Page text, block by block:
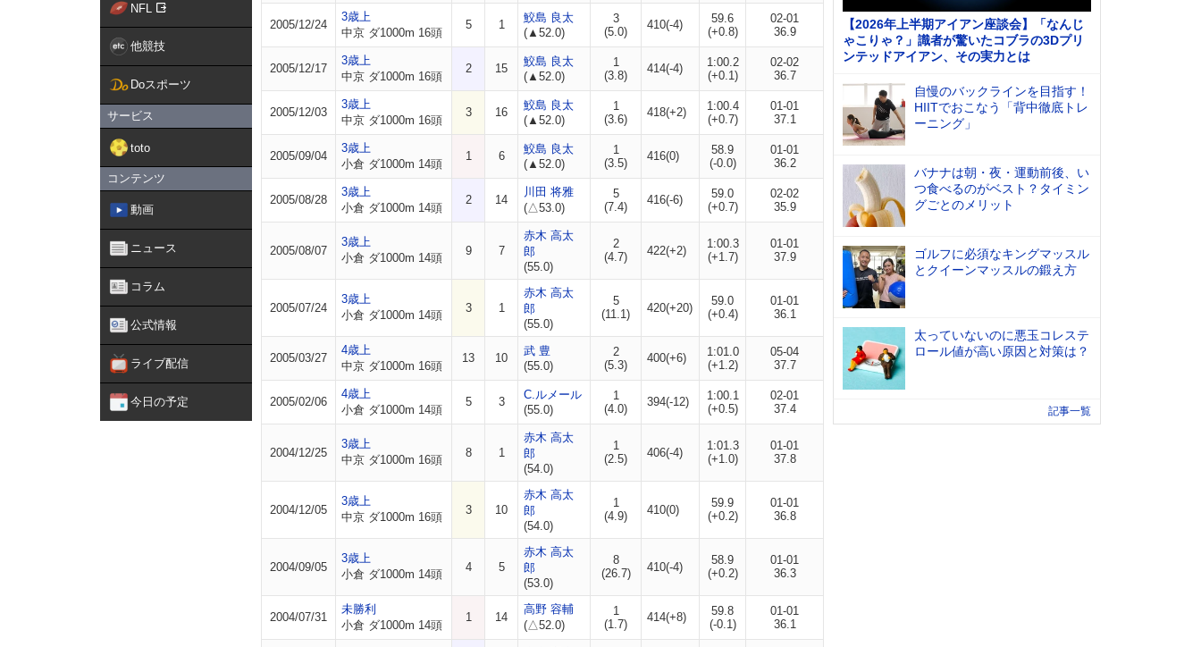
NFL
他競技
Doスポーツ
サービス
toto
コンテンツ
動画
ニュース
コラム
公式情報
ライブ配信
今日の予定
2005/12/24
3歳上
中京 ダ1000m 16頭
5 1
鮫島 良太
(▲52.0)
3
(5.0)
410(-4)
59.6
(+0.8)
02-01
36.9
2005/12/17
3歳上
中京 ダ1000m 16頭
2 15
鮫島 良太
(▲52.0)
1
(3.8)
414(-4)
1:00.2
(+0.1)
02-02
36.7
2005/12/03
3歳上
中京 ダ1000m 16頭
3 16
鮫島 良太
(▲52.0)
1
(3.6)
418(+2)
1:00.4
(+0.7)
01-01
37.1
2005/09/04
3歳上
小倉 ダ1000m 14頭
1 6
鮫島 良太
(▲52.0)
1
(3.5)
416(0)
58.9
(-0.0)
01-01
36.2
2005/08/28
3歳上
小倉 ダ1000m 14頭
2 14
川田 将雅
(△53.0)
5
(7.4)
416(-6)
59.0
(+0.7)
02-02
35.9
2005/08/07
3歳上
小倉 ダ1000m 14頭
9 7
赤木 高太
郎
(55.0)
2
(4.7)
422(+2)
1:00.3
(+1.7)
01-01
37.9
2005/07/24
3歳上
小倉 ダ1000m 14頭
3 1
赤木 高太
郎
(55.0)
5
(11.1)
420(+20)
59.0
(+0.4)
01-01
36.1
2005/03/27
4歳上
中京 ダ1000m 16頭
13 10
武 豊
(55.0)
2
(5.3)
400(+6)
1:01.0
(+1.2)
05-04
37.7
2005/02/06
4歳上
小倉 ダ1000m 14頭
5 3
C.ルメール
(55.0)
1
(4.0)
394(-12)
1:00.1
(+0.5)
02-01
37.4
2004/12/25
3歳上
中京 ダ1000m 16頭
8 1
赤木 高太
郎
(54.0)
1
(2.5)
406(-4)
1:01.3
(+1.0)
01-01
37.8
2004/12/05
3歳上
中京 ダ1000m 16頭
3 10
赤木 高太
郎
(54.0)
1
(4.9)
410(0)
59.9
(+0.2)
01-01
36.8
2004/09/05
3歳上
小倉 ダ1000m 14頭
4 5
赤木 高太
郎
(53.0)
8
(26.7)
410(-4)
58.9
(+0.2)
01-01
36.3
2004/07/31
未勝利
小倉 ダ1000m 14頭
1 14
高野 容輔
(△52.0)
1
(1.7)
414(+8)
59.8
(-0.1)
01-01
36.1
【2026年上半期アイアン座談会】「なんじ
ゃこりゃ？」識者が驚いたコブラの3Dプリ
ンテッドアイアン、その実力とは
自慢のバックラインを目指す！
HIITでおこなう「背中徹底トレ
ーニング」
バナナは朝・夜・運動前後、い
つ食べるのがベスト？タイミン
グごとのメリット
ゴルフに必須なキングマッスル
とクイーンマッスルの鍛え方
太っていないのに悪玉コレステ
ロール値が高い原因と対策は？
記事一覧